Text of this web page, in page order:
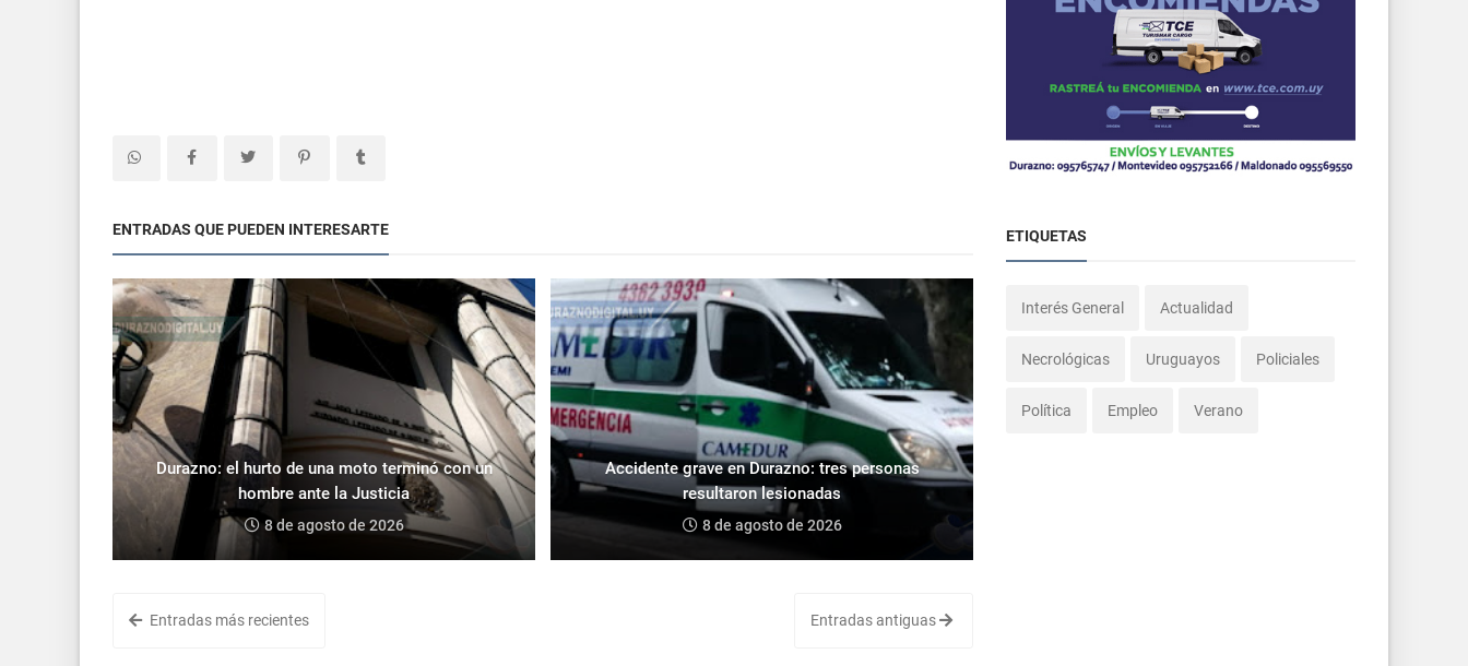
ENTRADAS QUE PUEDEN INTERESARTE
Durazno: el hurto de una moto terminó con un
hombre ante la Justicia
8 de agosto de 2026
Accidente grave en Durazno: tres personas
resultaron lesionadas
8 de agosto de 2026
Entradas más recientes Entradas antiguas
ETIQUETAS
Interés General Actualidad
Necrológicas Uruguayos Policiales
Política Empleo Verano